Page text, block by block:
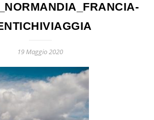
19 Maggio 2020